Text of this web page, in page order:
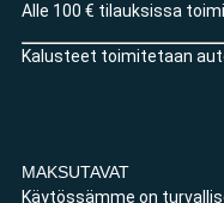
Alle 100 € tilauksissa
Kalusteet toimitetaan
MAKSUTAVAT
Käytössämme on